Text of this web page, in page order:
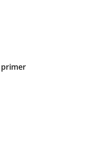
primer